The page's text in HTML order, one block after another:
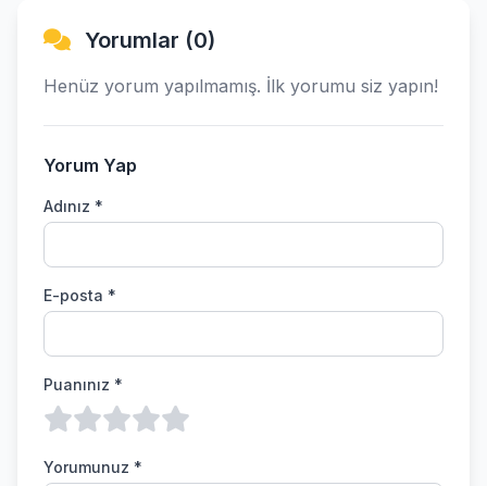
Yorumlar (0)
Henüz yorum yapılmamış. İlk yorumu siz yapın!
Yorum Yap
Adınız *
E-posta *
Puanınız *
Yorumunuz *